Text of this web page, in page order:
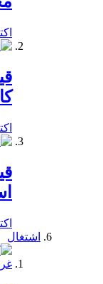
اکتبر
اکتبر
اکتبر
اشتغال